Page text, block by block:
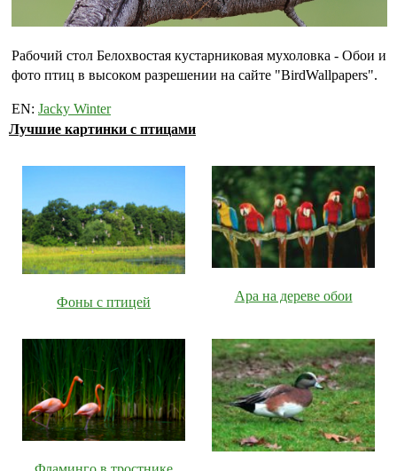
Рабочий стол Белохвостая кустарниковая мухоловка - Обои и
фото птиц в высоком разрешении на сайте "BirdWallpapers".
EN: Jacky Winter
Лучшие картинки с птицами
Фоны с птицей Ара на дереве обои